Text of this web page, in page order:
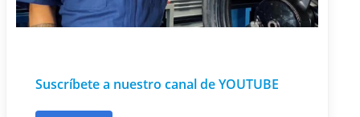
Suscríbete a nuestro canal de YOUTUBE